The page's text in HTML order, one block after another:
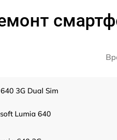
3G Dual Sim
Lumia 640